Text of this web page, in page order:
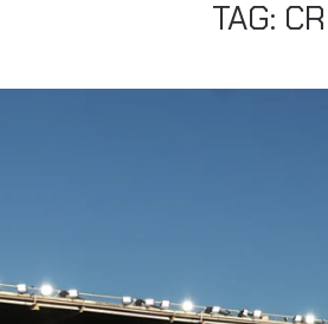
TAG: